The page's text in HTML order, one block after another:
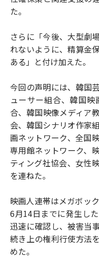
た。
さらに「今後、大型劇
れないように、精算金
ある」と付け加えた。
今回の声明には、韓国
ューサー組合、韓国
合、韓国映像メディア
会、韓国シナリオ作家
画ネットワーク、全国
専用館ネットワーク、
ティング社協会、女性
を連ねた。
映画人連帯はメガボッ
6月14日までに発生し
迅速に確認し、被害当
続き上の権利行使方法
めた。